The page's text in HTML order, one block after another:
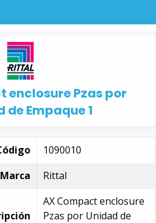
enclosure Pzas por
de Empaque 1
1090010
Marca
Rittal
AX Compact enclosure
Pzas por Unidad de